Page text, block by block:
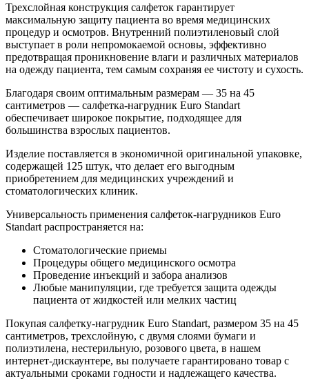
Трехслойная конструкция салфеток гарантирует
максимальную защиту пациента во время медицинских
процедур и осмотров. Внутренний полиэтиленовый слой
выступает в роли непромокаемой основы, эффективно
предотвращая проникновение влаги и различных материалов
на одежду пациента, тем самым сохраняя ее чистоту и сухость.
Благодаря своим оптимальным размерам — 35 на 45
сантиметров — салфетка-нагрудник Euro Standart
обеспечивает широкое покрытие, подходящее для
большинства взрослых пациентов.
Изделие поставляется в экономичной оригинальной упаковке,
содержащей 125 штук, что делает его выгодным
приобретением для медицинских учреждений и
стоматологических клиник.
Универсальность применения салфеток-нагрудников Euro
Standart распространяется на:
Стоматологические приемы
Процедуры общего медицинского осмотра
Проведение инъекций и забора анализов
Любые манипуляции, где требуется защита одежды
пациента от жидкостей или мелких частиц
Покупая салфетку-нагрудник Euro Standart, размером 35 на 45
сантиметров, трехслойную, с двумя слоями бумаги и
полиэтилена, нестерильную, розового цвета, в нашем
интернет-дискаунтере, вы получаете гарантировано товар с
актуальными сроками годности и надлежащего качества.